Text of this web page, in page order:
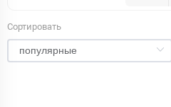
Сортировать